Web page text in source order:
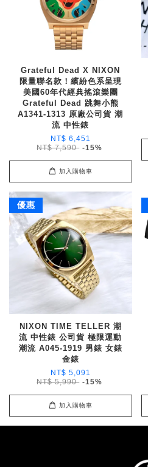
Grateful Dead X NIXON
限量聯名款！繽紛色系呈現
美國60年代經典搖滾樂團
Grateful Dead 跳舞小熊
A1341-1313 原廠公司貨 潮
流 中性錶
NT$ 6,451
NT$ 7,590 -15%
加入購物車
優惠
NIXON TIME TELLER 潮
流 中性錶 公司貨 極限運動
潮流 A045-1919 男錶 女錶
金錶
NT$ 5,091
NT$ 5,990 -15%
加入購物車